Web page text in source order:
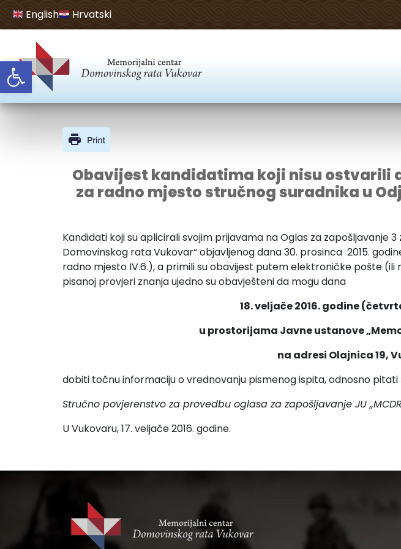
Open toolbar
English Hrvatski
Obavijest kandidatima koji nisu ostvarili
za radno mjesto stručnog suradnika u
Kandidati koji su aplicirali svojim prijavama na Oglas za
Domovinskog rata Vukovar“ objavljenog dana 30. prosinca 2015.
radno mjesto IV.6.), a primili su obavijest putem elektroničke pošte
pisanoj provjeri znanja ujedno su obavješteni da mogu dana
18. veljače 2016. godine
u prostorijama Javne ustanove
na adresi Olajnica 19,
dobiti točnu informaciju o vrednovanju pismenog ispita, odnosno pitati
Stručno povjerenstvo za provedbu oglasa za zapošljavanje JU
U Vukovaru, 17. veljače 2016. godine.